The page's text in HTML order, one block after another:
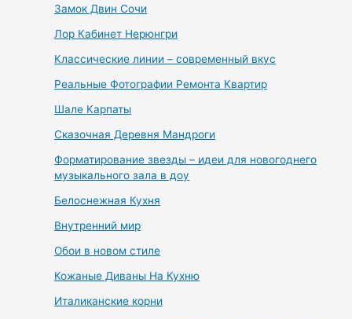
Замок Двин Сочи
Лор Кабинет Нерюнгри
Классические линии – современный вкус
Реальные Фотографии Ремонта Квартир
Шале Карпаты
Сказочная Деревня Мандроги
Форматирование звезды – идеи для новогоднего
музыкального зала в доу
Белоснежная Кухня
Внутренний мир
Обои в новом стиле
Кожаные Диваны На Кухню
Италиканские корни